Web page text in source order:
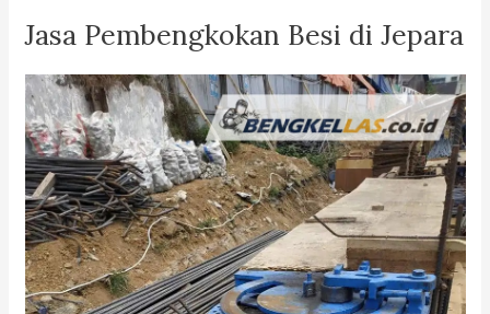
Jasa Pembengkokan Besi di Jepara